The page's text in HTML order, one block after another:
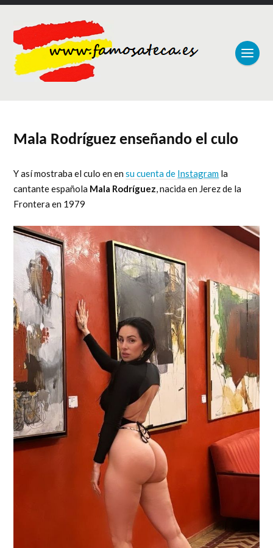
Mala Rodríguez enseñando el culo
Y así mostraba el culo en ensu cuenta de Instagram la
cantante española Mala Rodríguez, nacida en Jerez de la
Frontera en 1979